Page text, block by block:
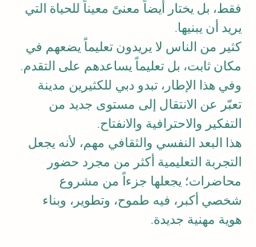
فقط، بل يختار أيضاً معنىً معيناً للحياة التي
يريد أن يبنيها.
كثير من الناس لا يريدون تعليماً يضعهم في
مكان ثابت، بل تعليماً يساعدهم على التقدم.
وفي هذا الإطار، تبدو دبي للكثيرين مدينة
تعبّر عن الانتقال إلى مستوى جديد من
التفكير والاحترافية والانفتاح.
هذا البعد النفسي والثقافي مهم، لأنه يجعل
التجربة التعليمية أكثر من مجرد حضور
محاضرات؛ يجعلها جزءاً من مشروع
شخصي أكبر، فيه طموح، وتطوير، وبناء
هوية مهنية جديدة.